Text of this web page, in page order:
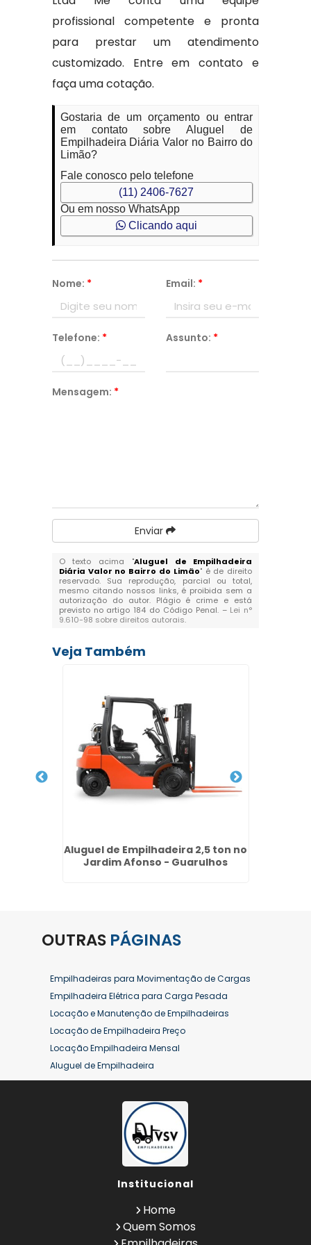
profissional competente e pronta
para prestar um atendimento
customizado. Entre em contato e
faça uma cotação.
Gostaria de um orçamento ou entrar
em contato sobre Aluguel de
Empilhadeira Diária Valor no Bairro do
Limão?
Fale conosco pelo telefone
(11) 2406-7627
Ou em nosso WhatsApp
Clicando aqui
Nome: * Email: *
Telefone: * Assunto: *
Mensagem: *
Enviar
O texto acima "Aluguel de Empilhadeira
Diária Valor no Bairro do Limão" é de direito
reservado. Sua reprodução, parcial ou total,
mesmo citando nossos links, é proibida sem a
autorização do autor. Plágio é crime e está
previsto no artigo 184 do Código Penal. – Lei n°
9.610-98 sobre direitos autorais.
Veja Também
Aluguel de Empilhadeira 2,5 ton no
Jardim Afonso - Guarulhos
OUTRAS PÁGINAS
Empilhadeiras para Movimentação de Cargas
Empilhadeira Elétrica para Carga Pesada
Locação e Manutenção de Empilhadeiras
Locação de Empilhadeira Preço
Locação Empilhadeira Mensal
Aluguel de Empilhadeira
Aluguel de Empilhadeira a Combustão
Aluguel de Empilhadeira Diária Valor
Aluguel de Empilhadeira Elétrica
Aluguel de Empilhadeira Elétrica Preço
Aluguel de Empilhadeira Mensal
Aluguel de Empilhadeira Preço
Aluguel de Empilhadeira Valor
Aluguel de Empilhadeiras Eletricas
Conserto de Empilhadeira
Contrato de Locação de Empilhadeira
Institucional
Home
Quem Somos